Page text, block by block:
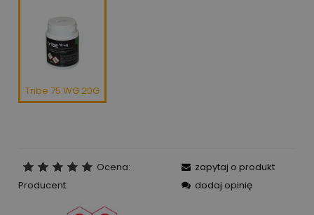
Tribe 75 WG 20G
Ocena:
Producent:
zapytaj o produkt
dodaj opinię